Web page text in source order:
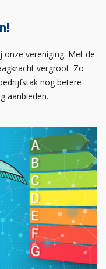
onze vereniging. Met de
vergroot. Zo
nog betere
aanbieden.